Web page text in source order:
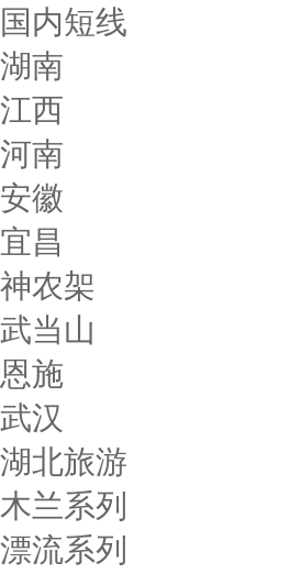
国内短线
湖南
江西
河南
安徽
宜昌
神农架
武当山
恩施
武汉
湖北旅游
木兰系列
漂流系列